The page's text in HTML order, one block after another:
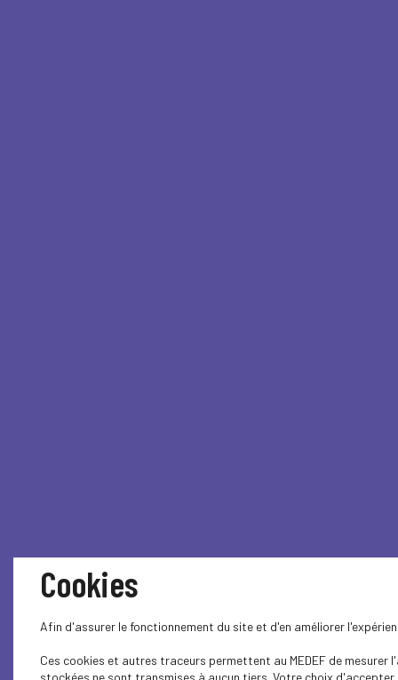
Cookies
Afin d'assurer le fonctionnement du site et d'en améliorer
Ces cookies et autres traceurs permettent au MEDEF de
stockées ne sont transmises à aucun tiers. Votre choix